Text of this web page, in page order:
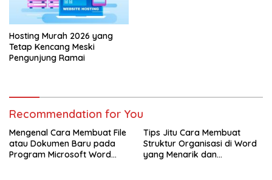
Hosting Murah 2026 yang
Tetap Kencang Meski
Pengunjung Ramai
Recommendation for You
Mengenal Cara Membuat File
atau Dokumen Baru pada
Program Microsoft Word
Tips Jitu Cara Membuat
Struktur Organisasi di Word
yang Menarik dan